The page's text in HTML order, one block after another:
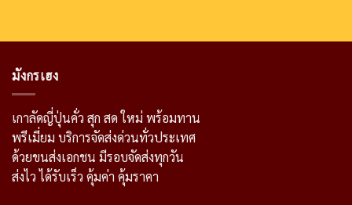
มังกรเฮง
เกาลัดญี่ปุ่นคั่ว สุก สด ใหม่ พร้อมทาน
พรีเมี่ยม บริการจัดส่งด่วนทั่วประเทศ
ด้วยขนส่งเอกชน มีรอบจัดส่งทุกวัน
ส่งไว ได้รับเร็ว คุ้มค่า คุ้มราคา